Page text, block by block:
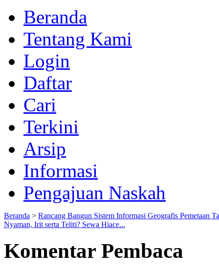
Beranda
Tentang Kami
Login
Daftar
Cari
Terkini
Arsip
Informasi
Pengajuan Naskah
Beranda > Rancang Bangun Sistem Informasi Geografis Pemetaan
Nyaman, Irit serta Teliti? Sewa Hiace...
Komentar Pembaca